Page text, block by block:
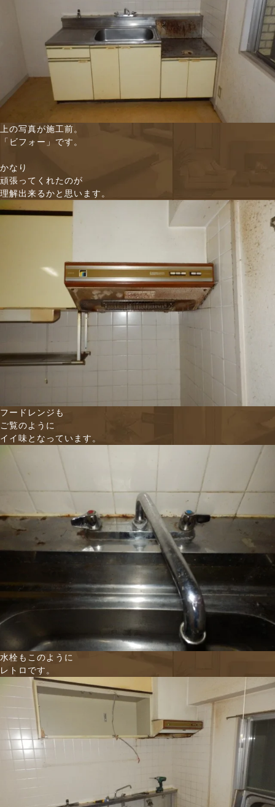
上の写真が施工前。
「ビフォー」です。
かなり
頑張ってくれたのが
理解出来るかと思います。
フードレンジも
ご覧のように
イイ味となっています。
水栓もこのように
レトロです。